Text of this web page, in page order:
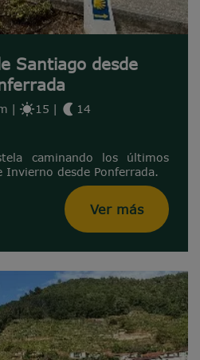
Santiago desde
| 15 | 14
caminando los últimos
desde Ponferrada.
Ver más